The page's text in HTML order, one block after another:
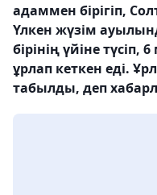
адаммен бірігіп,
Үлкен жүзім
бірінің үйіне
ұрлап кеткен еді.
табылды, деп